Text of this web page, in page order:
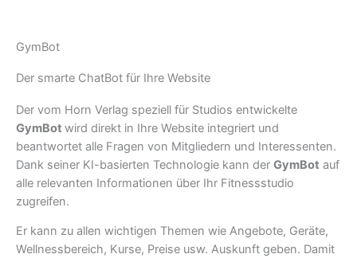
GymBot
Der smarte ChatBot für Ihre Website
Der vom Horn Verlag speziell für Studios entwickelte
GymBot wird direkt in Ihre Website integriert und
beantwortet alle Fragen von Mitgliedern und Interessenten.
Dank seiner KI-basierten Technologie kann der GymBot auf
alle relevanten Informationen über Ihr Fitnessstudio
zugreifen.
Er kann zu allen wichtigen Themen wie Angebote, Geräte,
Wellnessbereich, Kurse, Preise usw. Auskunft geben. Damit